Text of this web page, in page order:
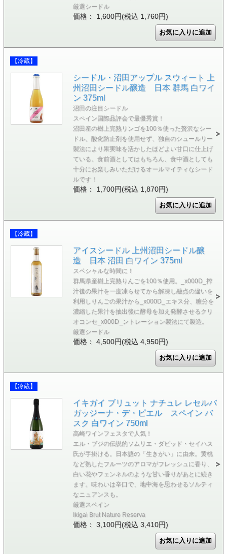
厳選シードル
価格： 1,600円(税込 1,760円)
【冷蔵】
シードル・沼田アップル スウィート 上
州沼田シードル醸造 日本 群馬 白ワイ
ン 375ml
沼田の注目シードル
スペイン国際品評会で最優秀賞！
沼田産の樹上完熟リンゴを100％使った贅沢なシー
ドル。酸化防止剤を使用せず、独自のシュールリー
製法により果実味を活かしたほどよい甘口に仕上げ
ている。食前酒としてはもちろん、食中酒としても
十分にお楽しみいただけるオールマイティなシード
ルです！
価格： 1,700円(税込 1,870円)
【冷蔵】
アイスシードル 上州沼田シードル醸
造 日本 沼田 白ワイン 375ml
スペシャルな時間に！
群馬県産樹上完熟りんごを100％使用。_x000D_搾
汁後の果汁を一度凍らせてから解凍し融点の違いを
利用しりんごの果汁から_x000D_エキス分、糖分を
濃縮した果汁を抽出後に酵母を加え発酵させるクリ
オコンセ_x000D_ントレーション製法にて製造。
厳選シードル
価格： 4,500円(税込 4,950円)
【冷蔵】
イキガイ ブリュット ナチュレ レセルバ
ガッジーナ・デ・ピエル スペイン バ
スク 白ワイン 750ml
高崎ワインフェスタで人気！
エル・ブジの伝説的ソムリエ・ダビッド・セイハス
氏が手掛ける。日本語の「生きがい」に由来。黄桃
など熟したフルーツのアロマがフレッシュに香り、
白い花やフェンネルのような甘い香りがあとに続き
ます。味わいは辛口で、地中海を思わせるソルティ
なニュアンスも。
厳選スペイン
Ikigai Brut Nature Reserva
価格： 3,100円(税込 3,410円)